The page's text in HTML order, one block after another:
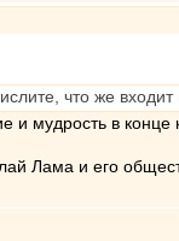
что же
и мудрость в конце
Лама и его